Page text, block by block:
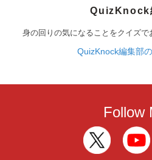
QuizKnock
身の回りの気になることをクイズで
QuizKnock編集部
Follow